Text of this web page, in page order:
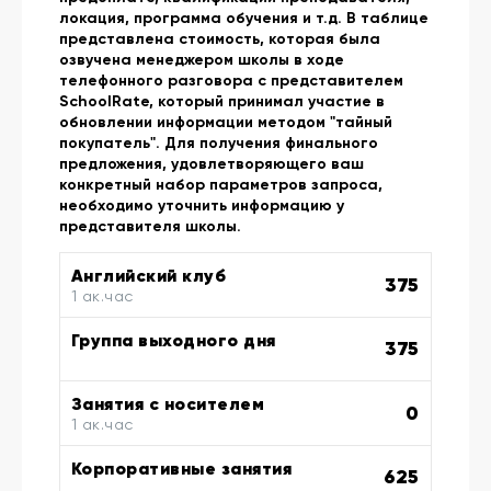
локация, программа обучения и т.д. В таблице
представлена стоимость, которая была
озвучена менеджером школы в ходе
телефонного разговора с представителем
SchoolRate, который принимал участие в
обновлении информации методом "тайный
покупатель". Для получения финального
предложения, удовлетворяющего ваш
конкретный набор параметров запроса,
необходимо уточнить информацию у
представителя школы.
Английский клуб
1 ак.час 375
Группа выходного дня 375
Занятия с носителем
1 ак.час 0
Корпоративные занятия 625